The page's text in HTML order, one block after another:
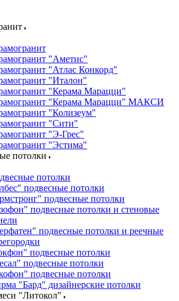
"Аметис"
"Атлас Конкорд"
"Италон"
"Керама Марацци"
"Керама Марацци" МАКСИ
"Колизеум"
"Сити"
"Э-Грес"
"Эстима"
потолки
потолки
подвесные потолки
подвесные потолки
подвесные потолки и стеновые
подвесные потолки и реечные
подвесные потолки
подвесные потолки
подвесные потолки
"Бард" дизайнерские потолки
"Литокол"